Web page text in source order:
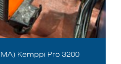
Kemppi Pro 3200